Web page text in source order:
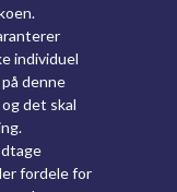
individuel
denne
det skal
fordele for